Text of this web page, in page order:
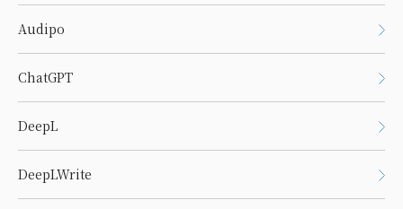
Audipo
ChatGPT
DeepL
DeepLWrite